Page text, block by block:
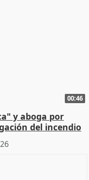
00:46
y aboga por
del incendio